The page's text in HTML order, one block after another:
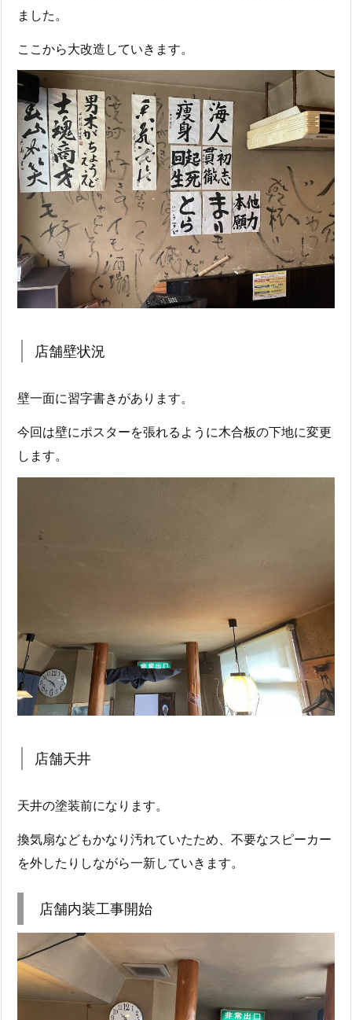
ました。
ここから大改造していきます。
店舗壁状況
壁一面に習字書きがあります。
今回は壁にポスターを張れるように木合板の下地に変更
します。
店舗天井
天井の塗装前になります。
換気扇などもかなり汚れていたため、不要なスピーカー
を外したりしながら一新していきます。
店舗内装工事開始